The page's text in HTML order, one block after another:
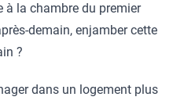
à la chambre du premier
demain, enjamber cette
?
dans un logement plus